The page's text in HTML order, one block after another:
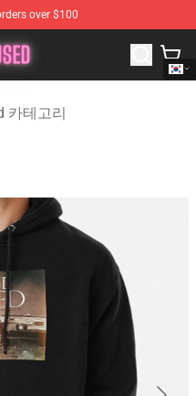
over $100
Used Merchandise Shop
카테고리